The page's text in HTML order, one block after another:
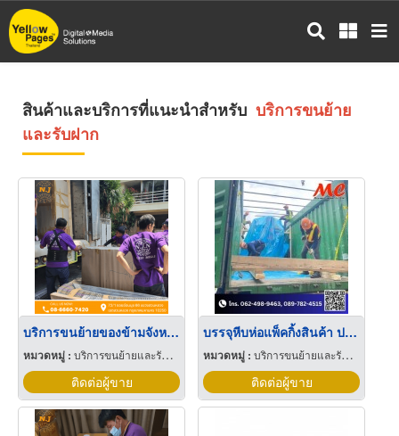
ข้าม
ไป
สินค้าและบริการที่แนะนำสำหรับ บริการขนย้าย
และรับฝาก
บริการขนย้ายของข้ามจังหวัด
หมวดหมู่ : บริการขนย้ายและรับฝาก
ติดต่อผู้ขาย
บรรจุหีบห่อแพ็คกิ้งสินค้า ปทุมธานี
หมวดหมู่ :บริการขนย้ายและรับฝาก
ติดต่อผู้ขาย